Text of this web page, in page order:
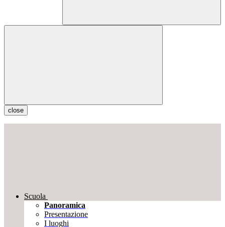
close
Scuola
Panoramica
Presentazione
I luoghi